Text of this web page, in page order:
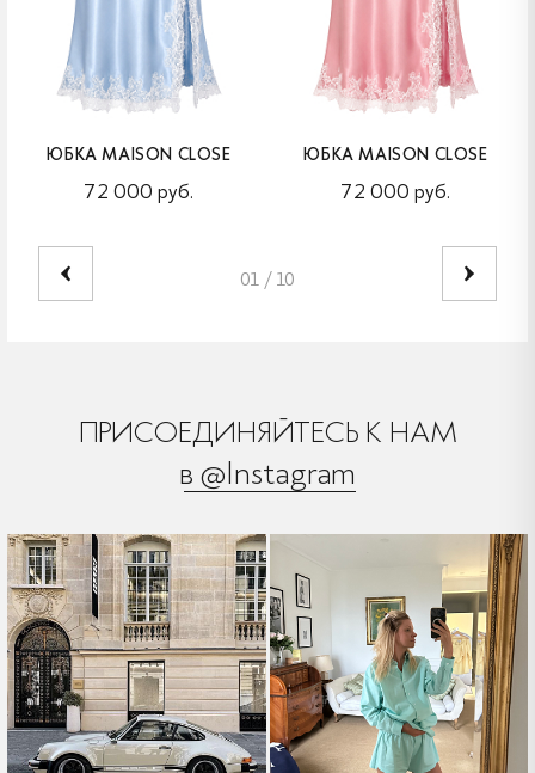
ЮБКА MAISON CLOSE
72 000 руб.
ЮБКА MAISON CLOSE
72 000 руб.
01 / 10
ПРИСОЕДИНЯЙТЕСЬ К НАМ
в @Instagram